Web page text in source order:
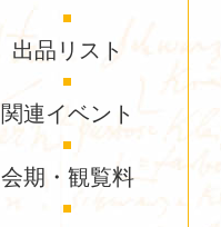
出品リスト
関連イベント
会期・観覧料